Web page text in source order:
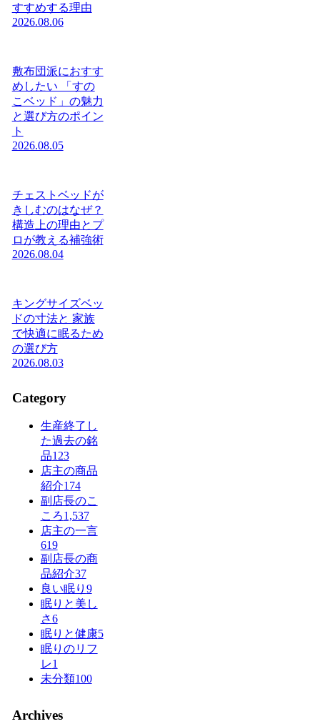
すすめする理由
2026.08.06
敷布団派におすす
めしたい 「すの
こベッド」の魅力
と選び方のポイン
ト
2026.08.05
チェストベッドが
きしむのはなぜ？
構造上の理由とプ
ロが教える補強術
2026.08.04
キングサイズベッ
ドの寸法と 家族
で快適に眠るため
の選び方
2026.08.03
Category
生産終了し
た過去の銘
品123
店主の商品
紹介174
副店長のこ
ころ1,537
店主の一言
619
副店長の商
品紹介37
良い眠り 9
眠りと美し
さ6
眠りと健康5
眠りのリフ
レ1
未分類100
Archives